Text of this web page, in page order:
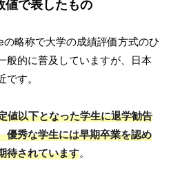
値で表したもの
略称で大学の成績評価方式のひ
般的に普及していますが、日本
す。
値以下となった学生に退学勧告
優秀な学生には早期卒業を認め
待されています。